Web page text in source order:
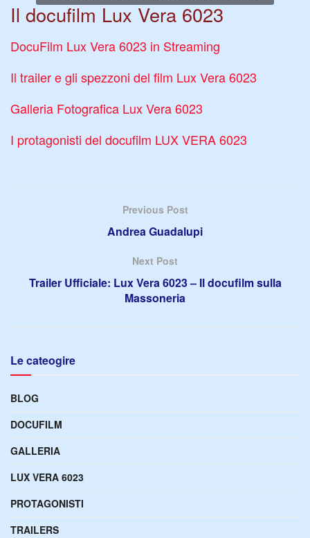
Il docufilm Lux Vera 6023
DocuFilm Lux Vera 6023 in Streaming
Il trailer e gli spezzoni del film Lux Vera 6023
Galleria Fotografica Lux Vera 6023
I protagonisti del docufilm LUX VERA 6023
Previous Post
Andrea Guadalupi
Next Post
Trailer Ufficiale: Lux Vera 6023 – Il docufilm sulla
Massoneria
Le cateogire
BLOG
DOCUFILM
GALLERIA
LUX VERA 6023
PROTAGONISTI
TRAILERS